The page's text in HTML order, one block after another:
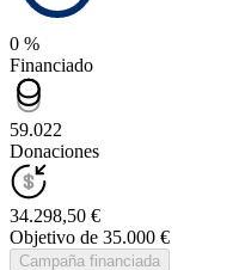
0 %
Financiado
59.022
Donaciones
34.298,50 €
Objetivo de 35.000 €
Campaña financiada